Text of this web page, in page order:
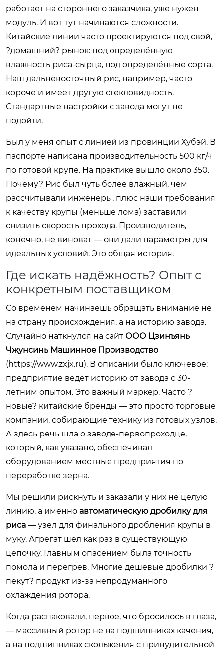
работает на стороннего заказчика, уже нужен
модуль. И вот тут начинаются сложности.
Китайские линии часто проектируются под свой,
?домашний? рынок: под определённую
влажность риса-сырца, под определённые сорта.
Наш дальневосточный рис, например, часто
короче и имеет другую стекловидность.
Стандартные настройки с завода могут не
подойти.
Был у меня опыт с линией из провинции Хубэй. В
паспорте написана производительность 500 кг/ч
по готовой крупе. На практике вышло около 350.
Почему? Рис был чуть более влажный, чем
рассчитывали инженеры, плюс наши требования
к качеству крупы (меньше лома) заставили
снизить скорость прохода. Производитель,
конечно, не виноват — они дали параметры для
идеальных условий. Это общая история.
Где искать надёжность? Опыт с
конкретным поставщиком
Со временем начинаешь обращать внимание не
на страну происхождения, а на историю завода.
Случайно наткнулся на сайт ООО Цзинъянь
Чжунсинь Машинное Производство
(https://www.zxjx.ru). В описании было ключевое:
предприятие ведёт историю от завода с 30-
летним опытом. Это важный маркер. Часто ?
новые? китайские бренды — это просто торговые
компании, собирающие технику из готовых узлов.
А здесь речь шла о заводе-первопроходце,
который, как указано, обеспечивал
оборудованием местные предприятия по
переработке зерна.
Мы решили рискнуть и заказали у них не целую
линию, а именно автоматическую дробилку для
риса — узел для финального дробления крупы в
муку. Агрегат шёл как раз в существующую
цепочку. Главным опасением была точность
помола и перегрев. Многие дешёвые дробилки ?
пекут? продукт из-за непродуманного
охлаждения ротора.
Когда распаковали, первое, что бросилось в глаза,
— массивный ротор не на подшипниках качения,
а на подшипниках скольжения с принудительной